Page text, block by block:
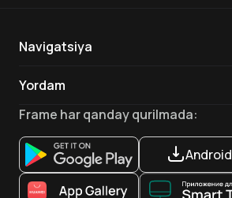
Navigatsiya
Yordam
Aloqa
Ilovalar
Frame har qanday qurilmada:
Android